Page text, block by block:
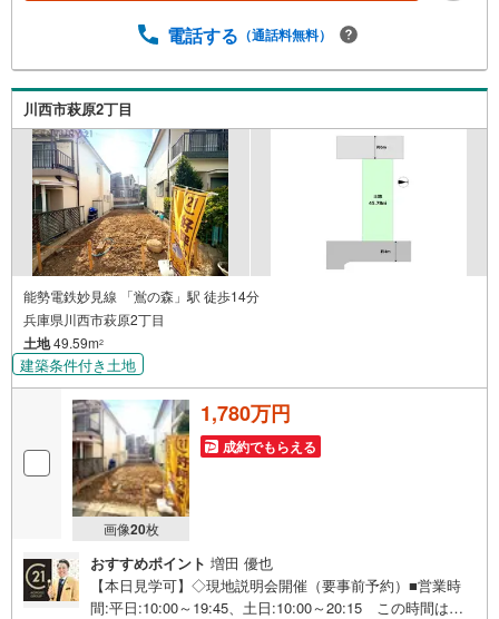
しも大歓迎です。 お子様連れでもご安心ください。■取り
台の新築戸建や、1000万円台の中古マンションを始め多数
物件を取り扱っています。Yahoo！不動産に掲載しきれな
い物件もご紹介できます。お気軽にお問合せください。弊
社ホームページへは「C21アクロス」で検索！
電話する （通話料無料）
川西市萩原2丁目
能勢電鉄妙見線 「鴬の森」駅 徒歩14分
兵庫県川西市萩原2丁目
土地49.59m2
建築条件付き土地
画像20枚
1,780万円
成約でもらえる
おすすめポイント 増田 優也
【本日見学可】◇現地説明会開催（要事前予約）■営業時
間:平日:10:00～19:45、土日:10:00～20:15 この時間はお